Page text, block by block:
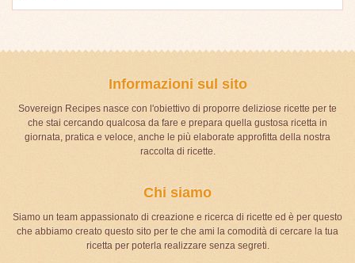
Informazioni sul sito
Sovereign Recipes nasce con l'obiettivo di proporre deliziose ricette per te
che stai cercando qualcosa da fare e prepara quella gustosa ricetta in
giornata, pratica e veloce, anche le più elaborate approfitta della nostra
raccolta di ricette.
Chi siamo
Siamo un team appassionato di creazione e ricerca di ricette ed è per questo
che abbiamo creato questo sito per te che ami la comodità di cercare la tua
ricetta per poterla realizzare senza segreti.